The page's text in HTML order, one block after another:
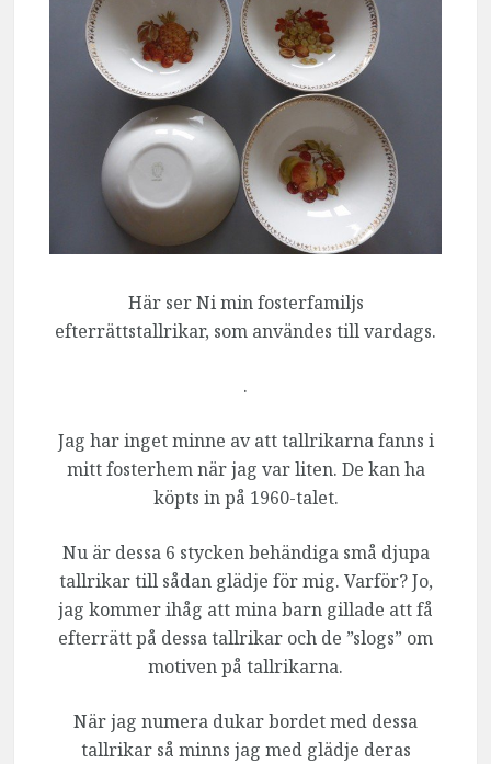
Här ser Ni min fosterfamiljs
efterrättstallrikar, som användes till vardags.
.
Jag har inget minne av att tallrikarna fanns i
mitt fosterhem när jag var liten. De kan ha
köpts in på 1960-talet.
Nu är dessa 6 stycken behändiga små djupa
tallrikar till sådan glädje för mig. Varför? Jo,
jag kommer ihåg att mina barn gillade att få
efterrätt på dessa tallrikar och de ”slogs” om
motiven på tallrikarna.
När jag numera dukar bordet med dessa
tallrikar så minns jag med glädje deras